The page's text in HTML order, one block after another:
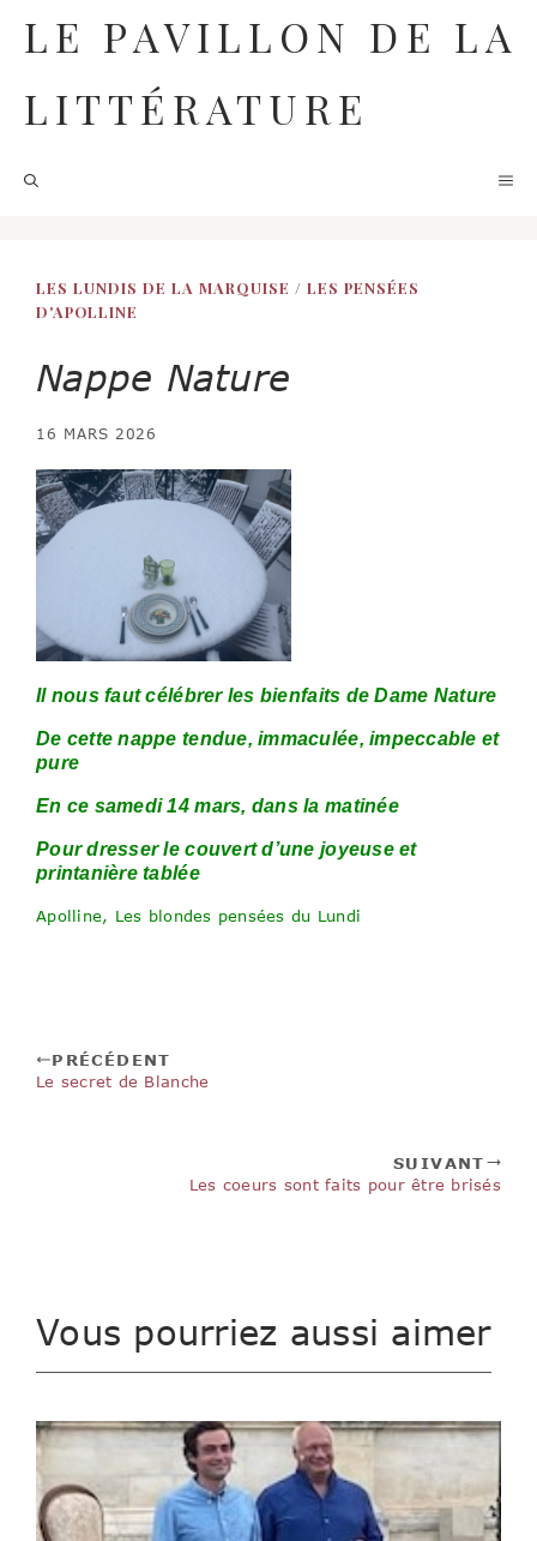
contenu
LE PAVILLON DE LA
LITTÉRATURE
LES LUNDIS DE LA MARQUISE / LES PENSÉES
D'APOLLINE
Nappe Nature
16 MARS 2026
Il nous faut célébrer les bienfaits de Dame Nature
De cette nappe tendue, immaculée, impeccable et
pure
En ce samedi 14 mars, dans la matinée
Pour dresser le couvert d’une joyeuse et
printanière tablée
Apolline, Les blondes pensées du Lundi
PRÉCÉDENT
Le secret de Blanche
SUIVANT
Les coeurs sont faits pour être brisés
Vous pourriez aussi aimer